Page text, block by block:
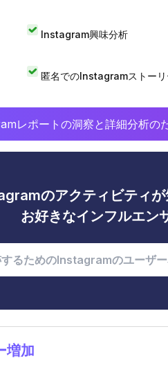
Instagram興味分析
匿名でのInstagramストーリ
レポートの洞察と詳細分析の
のアクティビティ
お好きなインフルエン
増加